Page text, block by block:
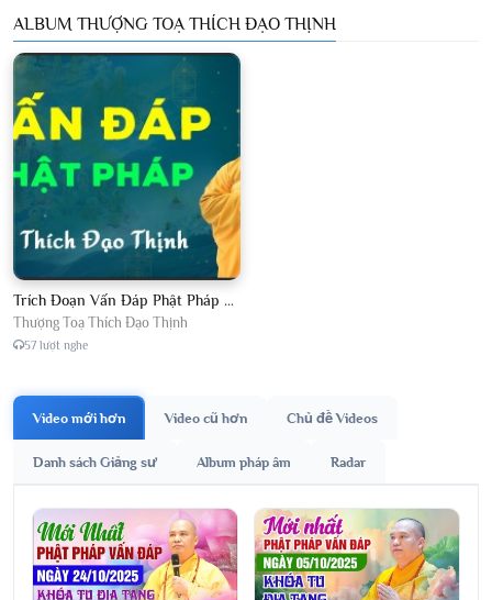
ALBUM THƯỢNG TOẠ THÍCH ĐẠO THỊNH
Trích Đoạn Vấn Đáp Phật Pháp 2026
Thượng Toạ Thích Đạo Thịnh
57 lượt nghe
Video mới hơn Video cũ hơn Chủ đề Videos
Danh sách Giảng sư Album pháp âm Radar